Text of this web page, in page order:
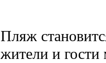
Пляж
жители и